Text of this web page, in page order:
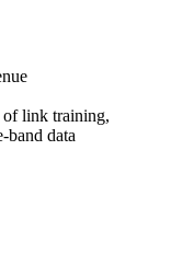
of link training,
band data